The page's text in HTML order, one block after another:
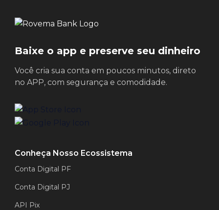
Baixe o app e preserve seu dinheiro
Você cria sua conta em poucos minutos, direto
no APP, com segurança e comodidade.
Conheça Nosso Ecossistema
Conta Digital PF
Conta Digital PJ
API Pix